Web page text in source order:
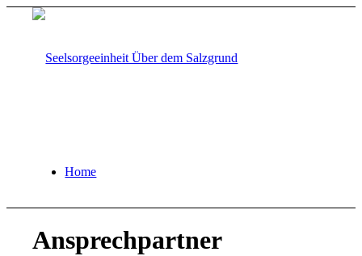
Home
Ansprechpartner